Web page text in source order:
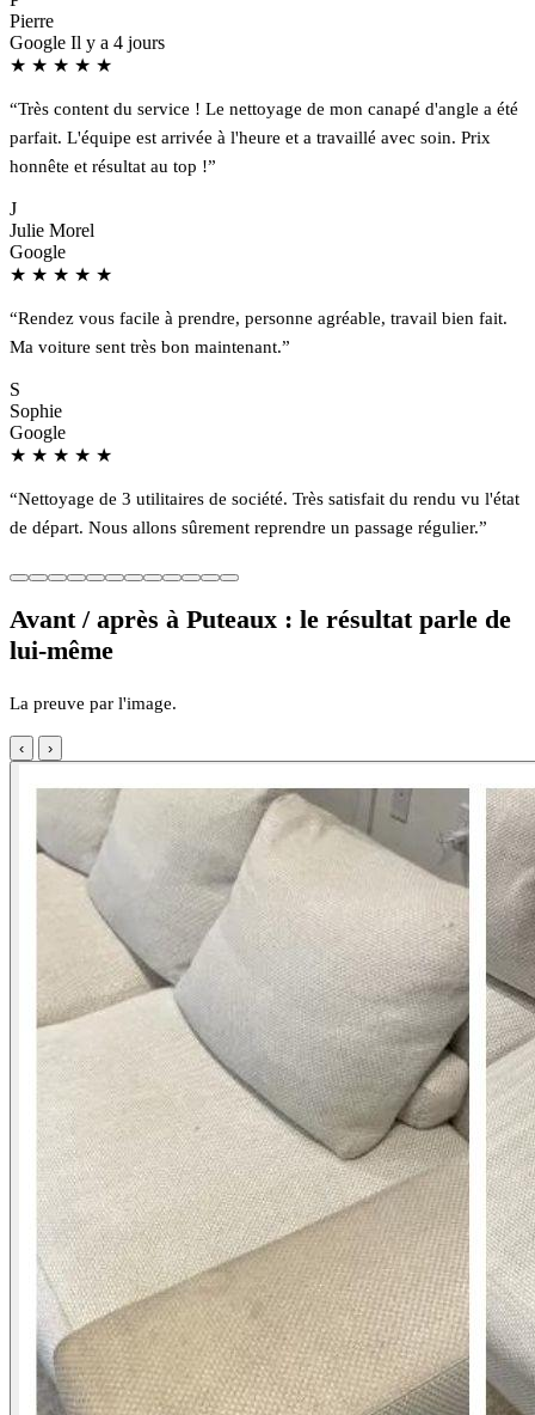
Pierre
Google Il y a 4 jours
★ ★ ★ ★ ★
“Très content du service ! Le nettoyage de mon canapé d'angle a été
parfait. L'équipe est arrivée à l'heure et a travaillé avec soin. Prix
honnête et résultat au top !”
J
Julie Morel
Google
★ ★ ★ ★ ★
“Rendez vous facile à prendre, personne agréable, travail bien fait.
Ma voiture sent très bon maintenant.”
S
Sophie
Google
★ ★ ★ ★ ★
“Nettoyage de 3 utilitaires de société. Très satisfait du rendu vu l'état
de départ. Nous allons sûrement reprendre un passage régulier.”
Avant / après à Puteaux : le résultat parle de
lui-même
La preuve par l'image.
‹ ›